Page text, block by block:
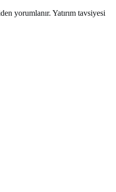
yorumlanır. Yatırım tavsiyesi